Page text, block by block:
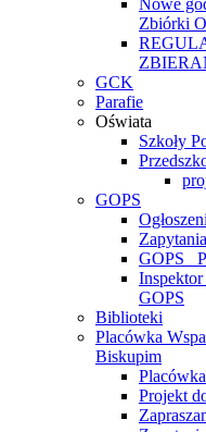
Nowe
Zbiórki
GCK
Parafie
Oświata
Szkoły
GOPS
GOPS_
GOPS
Biblioteki
Placówka
Biskupim
Projekt